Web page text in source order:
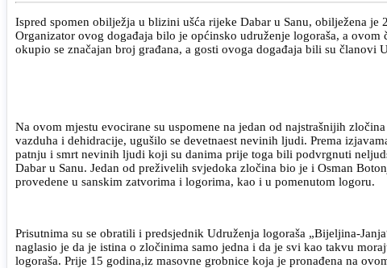
Ispred spomen obilježja u blizini ušća rijeke Dabar u Sanu, obilježena
Organizator ovog događaja bilo je općinsko udruženje logoraša, a
okupio se značajan broj građana, a gosti ovoga događaja bili su
Na ovom mjestu evocirane su uspomene na jedan od najstrašnijih
vazduha i dehidracije, ugušilo se devetnaest nevinih ljudi. Prema
patnju i smrt nevinih ljudi koji su danima prije toga bili podvrgnuti
Dabar u Sanu. Jedan od preživelih svjedoka zločina bio je i Osman
provedene u sanskim zatvorima i logorima, kao i u pomenutom logoru.
Prisutnima su se obratili i predsjednik Udruženja logoraša „Bijeljina-
naglasio je da je istina o zločinima samo jedna i da je svi kao takvu
logoraša. Prije 15 godina,iz masovne grobnice koja je pronađena na